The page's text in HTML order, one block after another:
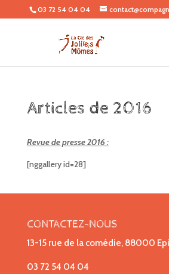
03 72 54 04 04
Articles de 2016
Revue de presse 2016 :
[nggallery id=28]
CONTACTEZ-NOUS
13-15 rue de la comédie, 88000
03 72 54 04 04